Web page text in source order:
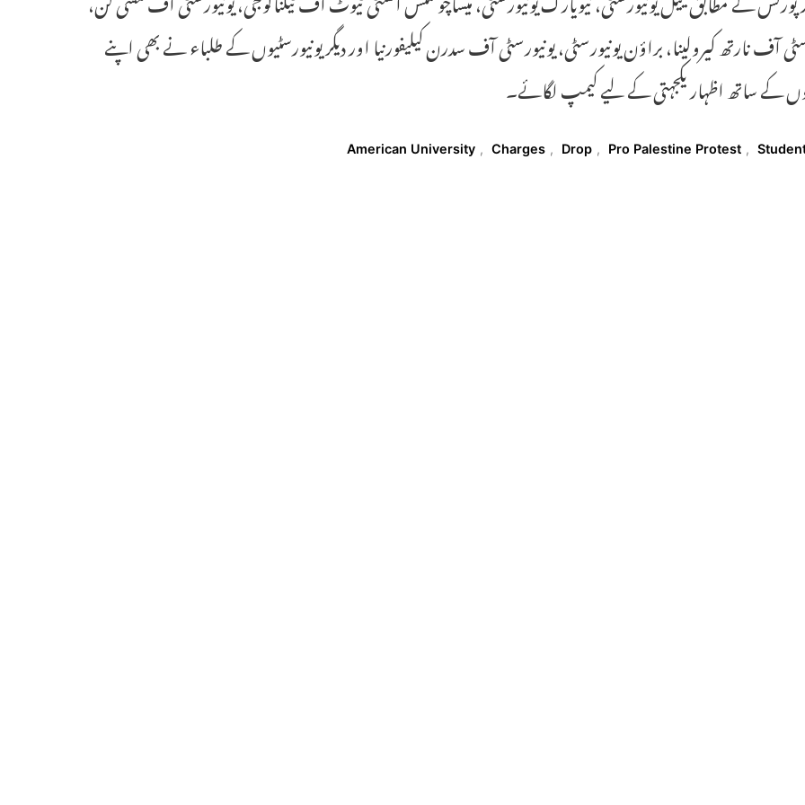
آف نارتھ کیرولینا، براؤن یونیورسٹی، یونیورسٹی آف سدرن کیلیفورنیا اور دیگر یونیورسٹیوں کے طلباء نے بھی اپنے
کے ساتھ اظہار یکجہتی کے لیے کیمپ لگائے۔
American University , Charges , Drop , Pro Palestine Protest ,